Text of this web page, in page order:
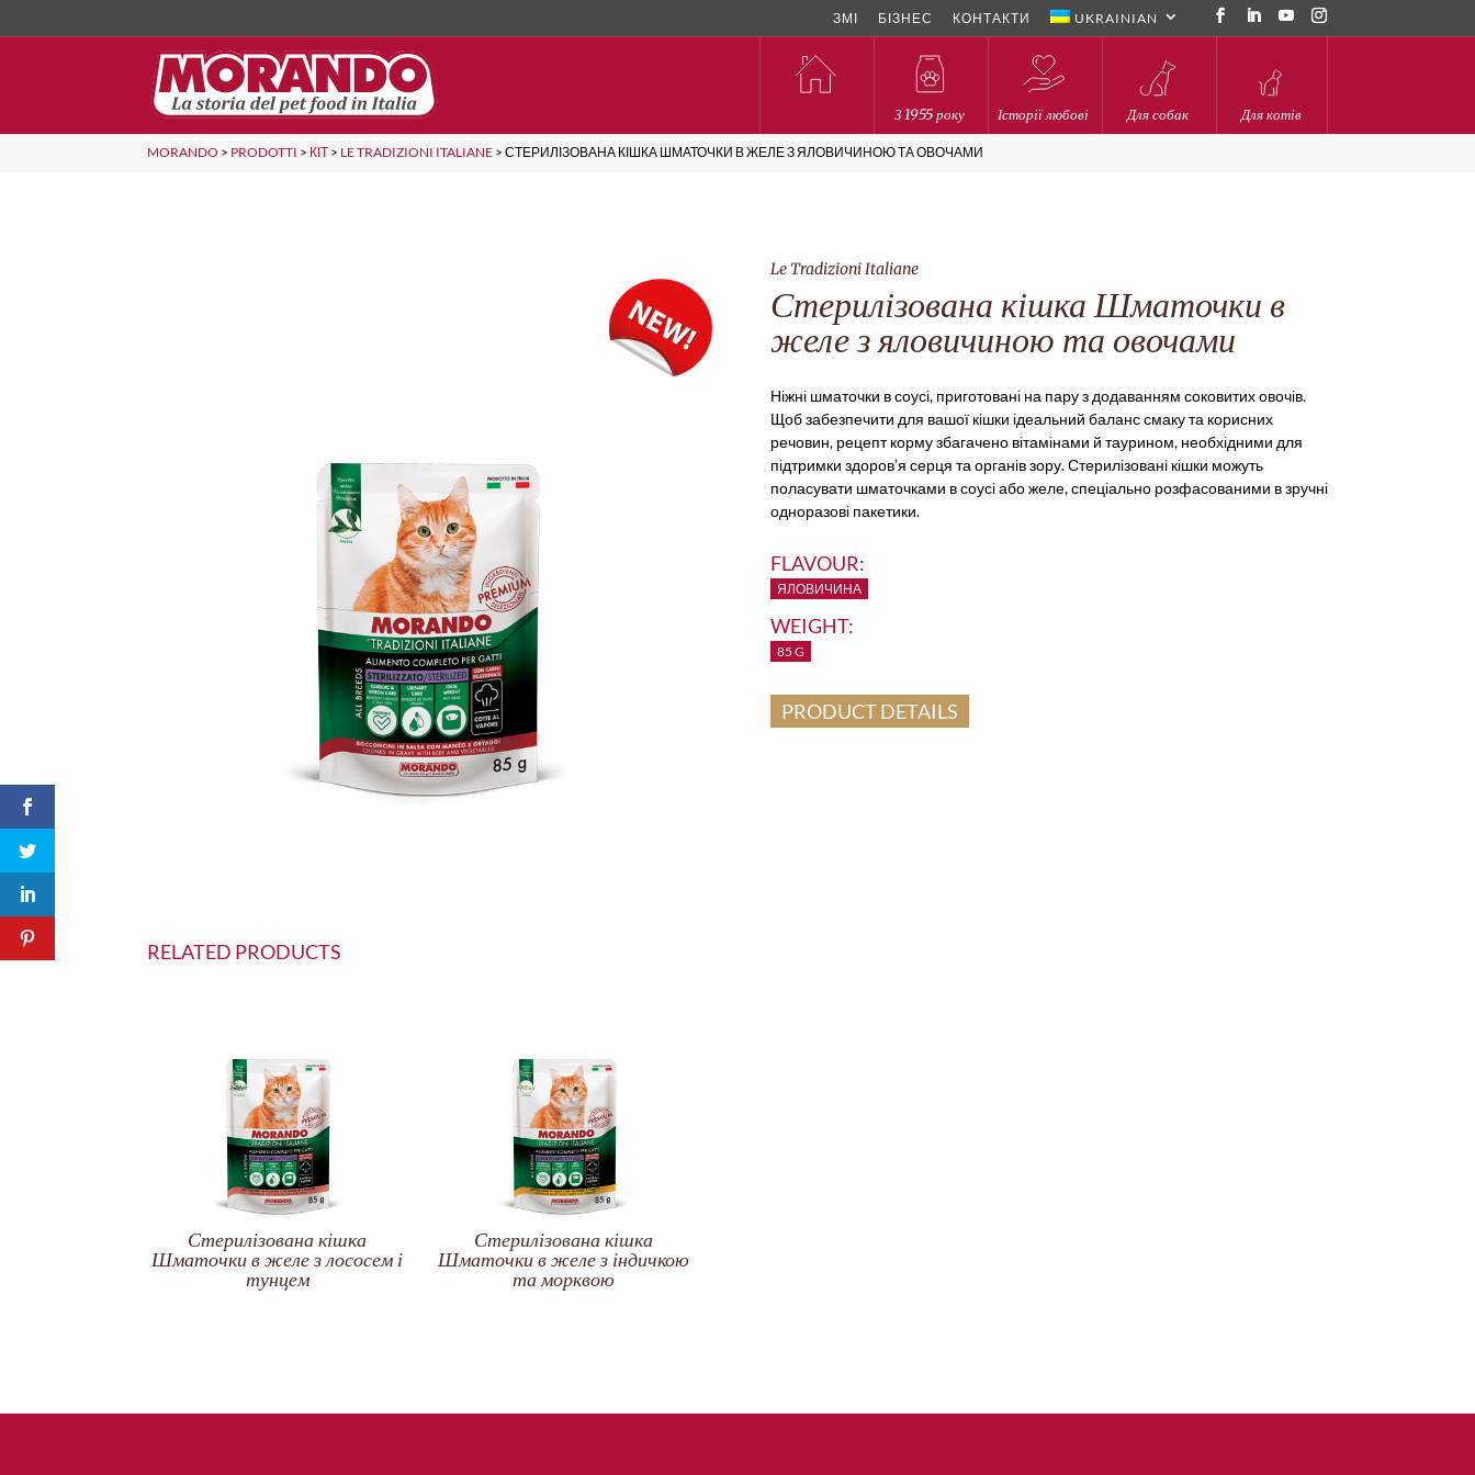
ЗМІ БІЗНЕС КОНТАКТИ UKRAINIAN
З 1955 року Історії любові Для собак Для котів
MORANDO > PRODOTTI > КІТ > LE TRADIZIONI ITALIANE >СТЕРИЛІЗОВАНА КІШКА ШМАТОЧКИ В ЖЕЛЕ З ЯЛОВИЧИНОЮ ТА ОВОЧАМИ
Le Tradizioni Italiane
Стерилізована кішка Шматочки в
желе з яловичиною та овочами
Ніжні шматочки в соусі, приготовані на пару з додаванням соковитих овочів.
Щоб забезпечити для вашої кішки ідеальний баланс смаку та корисних
речовин, рецепт корму збагачено вітамінами й таурином, необхідними для
підтримки здоров’я серця та органів зору. Стерилізовані кішки можуть
поласувати шматочками в соусі або желе, спеціально розфасованими в зручні
одноразові пакетики.
FLAVOUR:
ЯЛОВИЧИНА
WEIGHT:
85 G
PRODUCT DETAILS
RELATED PRODUCTS
Стерилізована кішка
Шматочки в желе з лососем і
тунцем
Стерилізована кішка
Шматочки в желе з індичкою
та морквою